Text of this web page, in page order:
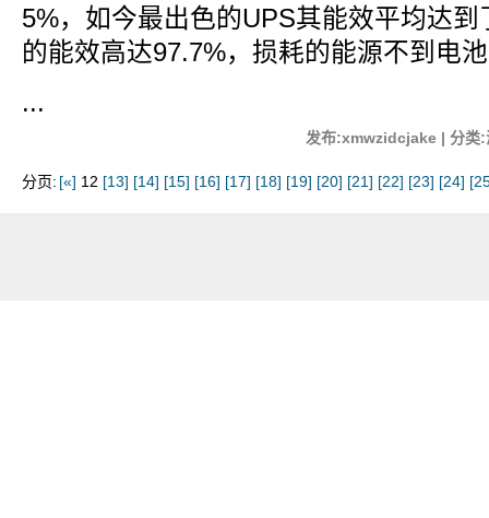
5%，如今最出色的UPS其能效平均达
的能效高达97.7%，损耗的能源不到电
...
发布:xmwzidcjake | 分类:
分页: [«] 12 [13] [14] [15] [16] [17] [18] [19] [20] [21] [22] [23] [24]